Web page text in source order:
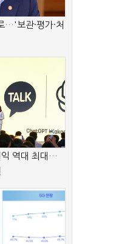
…'보관·평가·처
익 역대 최대…